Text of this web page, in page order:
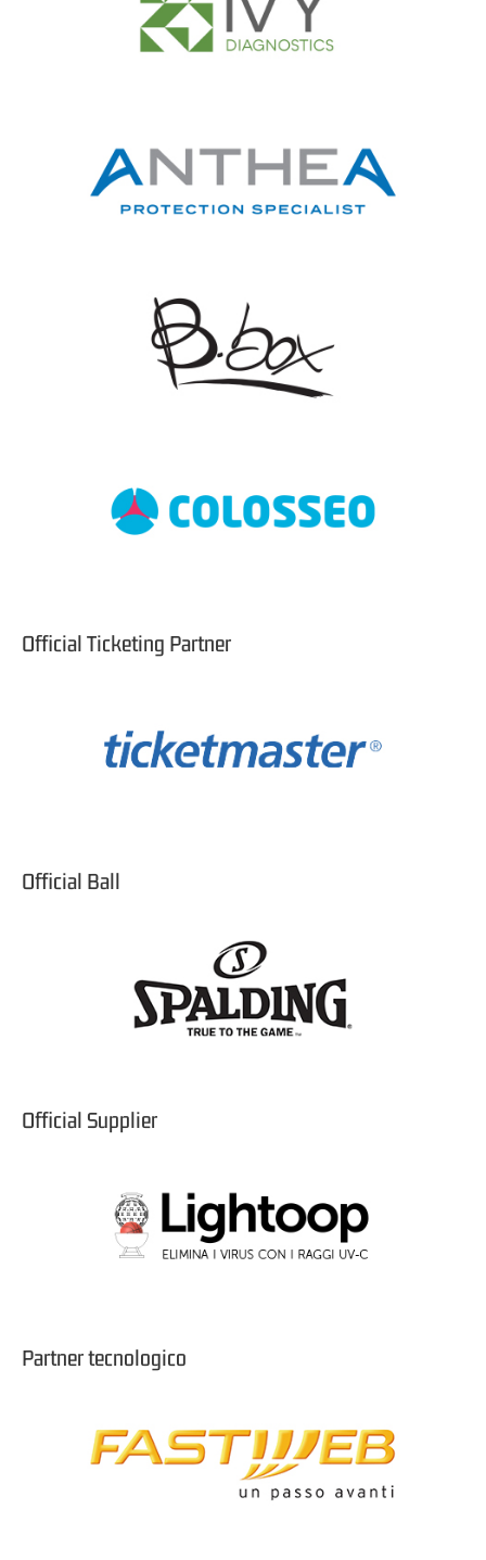
Official Ticketing Partner
Official Ball
Official Supplier
Partner tecnologico